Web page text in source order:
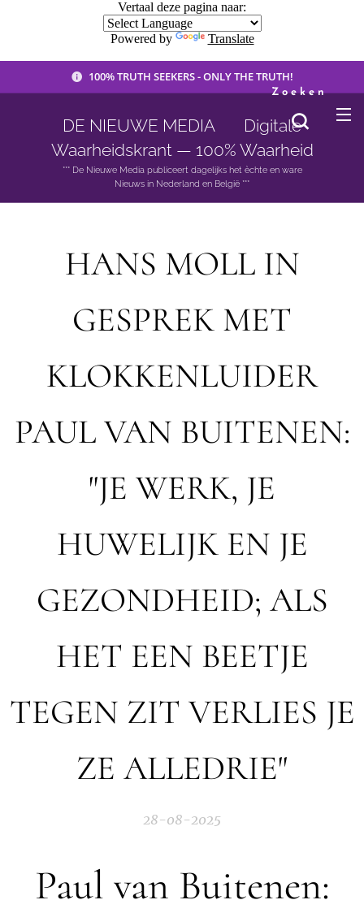
Vertaal deze pagina naar:
Powered by Translate
100% TRUTH SEEKERS - ONLY THE TRUTH!
DE NIEUWE MEDIA 🟣 Digitale
Waarheidskrant — 100% Waarheid
*** De Nieuwe Media publiceert dagelijks het èchte en ware
Nieuws in Nederland en België ***
Zoeken
HANS MOLL IN
GESPREK MET
KLOKKENLUIDER
PAUL VAN BUITENEN:
"JE WERK, JE
HUWELIJK EN JE
GEZONDHEID; ALS
HET EEN BEETJE
TEGEN ZIT VERLIES JE
ZE ALLEDRIE"
28-08-2025
Paul van Buitenen: